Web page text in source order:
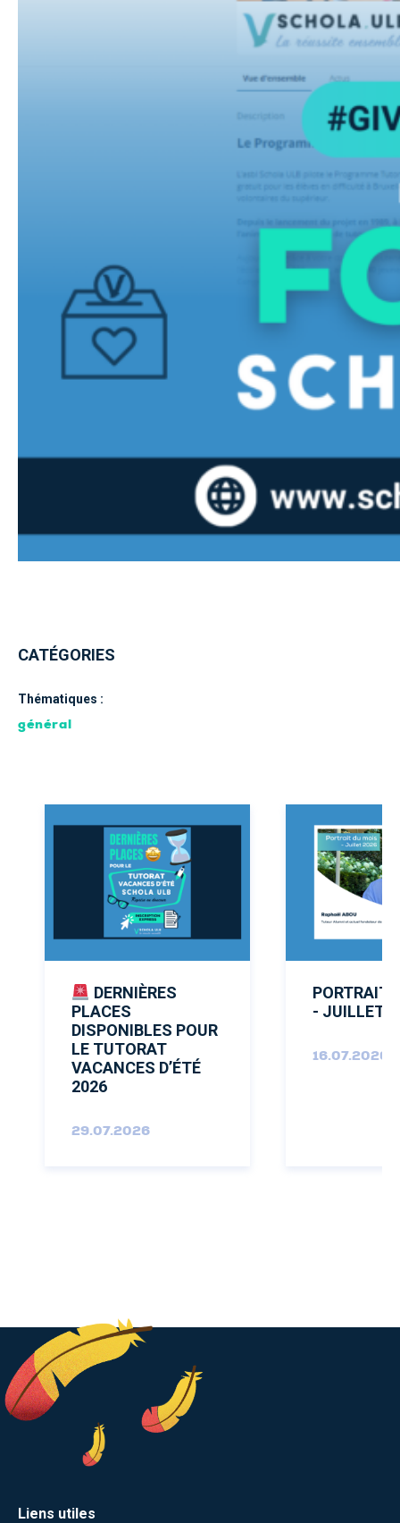
CATÉGORIES
Thématiques :
général
DERNIÈRES
PLACES
DISPONIBLES POUR
LE TUTORAT
VACANCES D’ÉTÉ
2026
29.07.2026
PORTRAIT
- JUILLET
16.07.2026
Liens utiles